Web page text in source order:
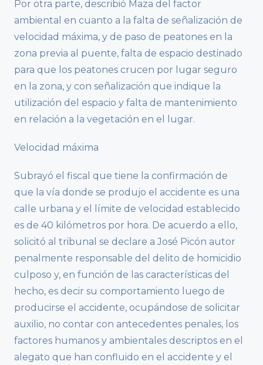
Por otra parte, describió Maza del factor
ambiental en cuanto a la falta de señalización de
velocidad máxima, y de paso de peatones en la
zona previa al puente, falta de espacio destinado
para que los peatones crucen por lugar seguro
en la zona, y con señalización que indique la
utilización del espacio y falta de mantenimiento
en relación a la vegetación en el lugar.
Velocidad máxima
Subrayó el fiscal que tiene la confirmación de
que la vía donde se produjo el accidente es una
calle urbana y el límite de velocidad establecido
es de 40 kilómetros por hora. De acuerdo a ello,
solicitó al tribunal se declare a José Picón autor
penalmente responsable del delito de homicidio
culposo y, en función de las características del
hecho, es decir su comportamiento luego de
producirse el accidente, ocupándose de solicitar
auxilio, no contar con antecedentes penales, los
factores humanos y ambientales descriptos en el
alegato que han confluido en el accidente y el